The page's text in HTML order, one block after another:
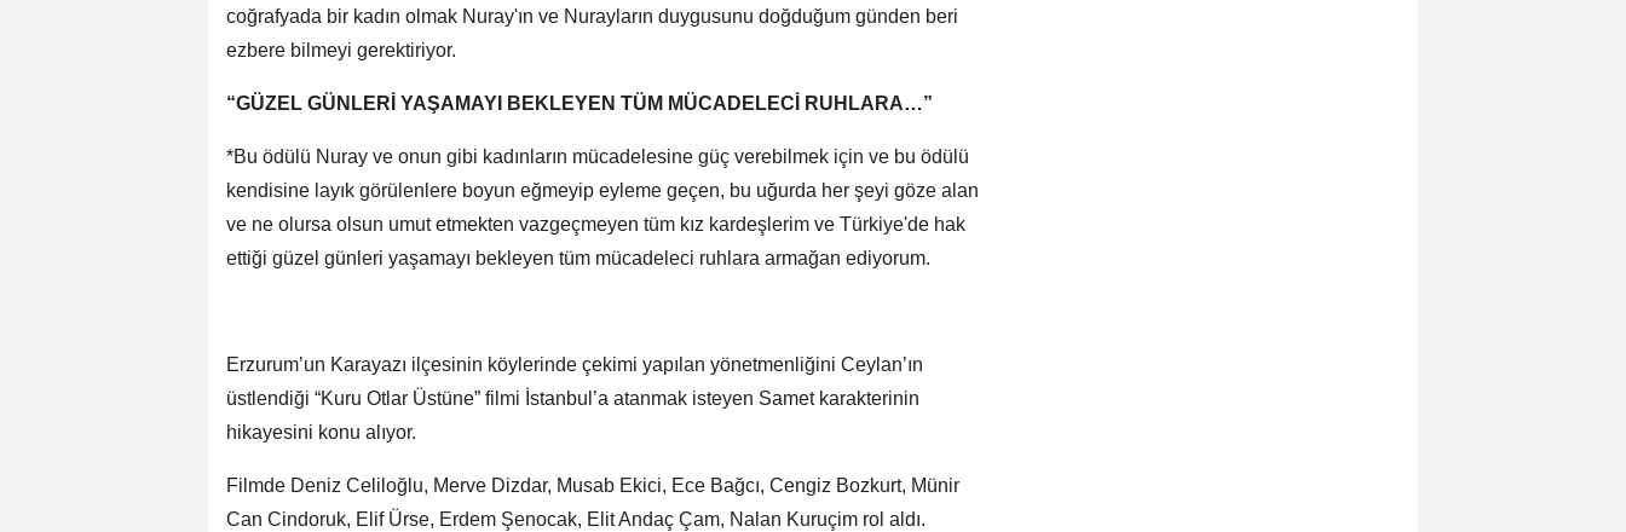
coğrafyada bir kadın olmak Nuray'ın ve Nurayların duygusunu doğduğum günden beri
ezbere bilmeyi gerektiriyor.
“GÜZEL GÜNLERİ YAŞAMAYI BEKLEYEN TÜM MÜCADELECİ RUHLARA…”
*Bu ödülü Nuray ve onun gibi kadınların mücadelesine güç verebilmek için ve bu ödülü
kendisine layık görülenlere boyun eğmeyip eyleme geçen, bu uğurda her şeyi göze alan
ve ne olursa olsun umut etmekten vazgeçmeyen tüm kız kardeşlerim ve Türkiye'de hak
ettiği güzel günleri yaşamayı bekleyen tüm mücadeleci ruhlara armağan ediyorum.
Erzurum’un Karayazı ilçesinin köylerinde çekimi yapılan yönetmenliğini Ceylan’ın
üstlendiği “Kuru Otlar Üstüne” filmi İstanbul’a atanmak isteyen Samet karakterinin
hikayesini konu alıyor.
Filmde Deniz Celiloğlu, Merve Dizdar, Musab Ekici, Ece Bağcı, Cengiz Bozkurt, Münir
Can Cindoruk, Elif Ürse, Erdem Şenocak, Elit Andaç Çam, Nalan Kuruçim rol aldı.